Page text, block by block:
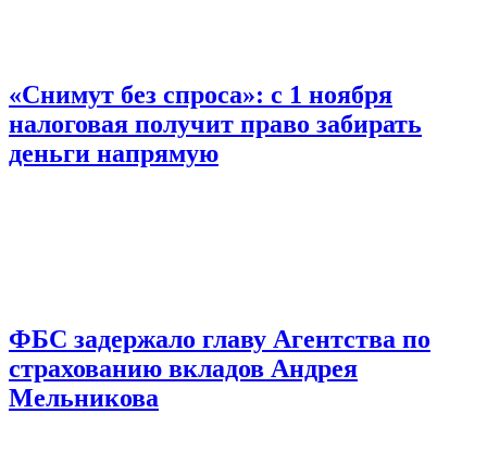
«Снимут без спроса»: с 1 ноября
налоговая получит право забирать
деньги напрямую
ФБС задержало главу Агентства по
страхованию вкладов Андрея
Мельникова